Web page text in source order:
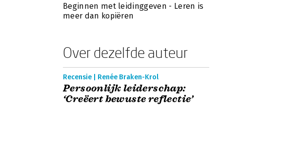
Beginnen met leidinggeven - Leren is
meer dan kopiëren
Over dezelfde auteur
Recensie | Renée Braken-Krol
Persoonlijk leiderschap:
‘Creëert bewuste reflectie’